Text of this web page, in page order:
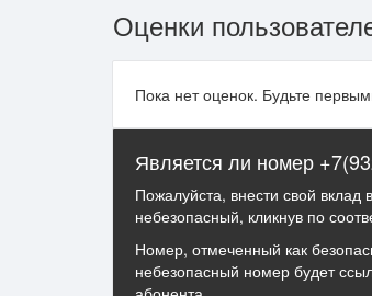
Оценки
Пока нет оценок. Будьте
Является ли номер
Пожалуйста, внести свой
небезопасный, кликнув по
Номер, отмеченный как
небезопасный номер будет